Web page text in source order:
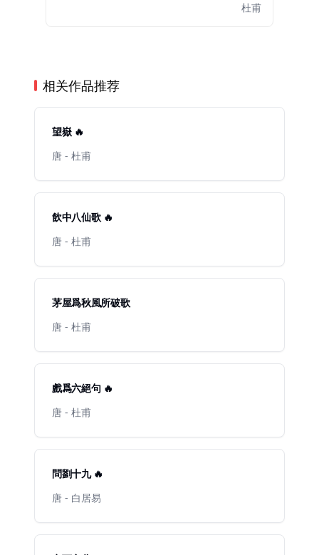
杜甫
相关作品推荐
望嶽 🔥
唐 - 杜甫
飲中八仙歌 🔥
唐 - 杜甫
茅屋爲秋風所破歌
唐 - 杜甫
戲爲六絕句 🔥
唐 - 杜甫
問劉十九 🔥
唐 - 白居易